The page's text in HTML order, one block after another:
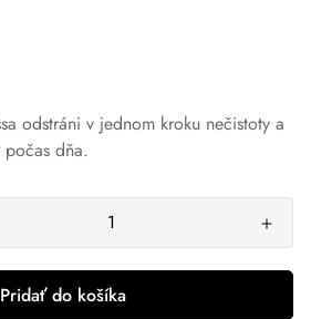
odstráni v jednom kroku nečistoty a
počas dňa.
Pridať do košíka